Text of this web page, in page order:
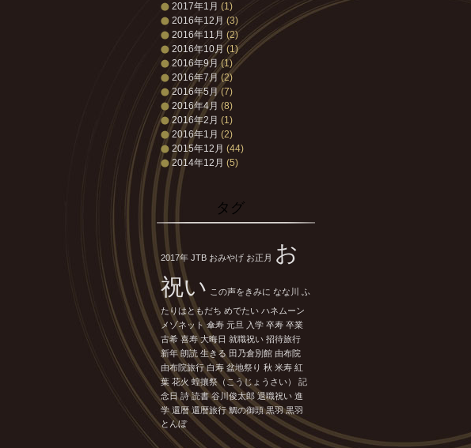
2017年1月 (1)
2016年12月 (3)
2016年11月 (2)
2016年10月(1)
2016年9月 (1)
2016年7月 (2)
2016年5月(7)
2016年4月 (8)
2016年2月 (1)
2016年1月 (2)
2015年12月 (44)
2014年12月 (5)
タグ
2017年 JTB おみやげ お正月 お
祝い この声をきみに なな川 ふ
たりはともだち めでたい ハネムーン
メゾネット 傘寿 元旦 入学 卒寿 卒業
古希 喜寿 大晦日 就職祝い 招待旅行
新年 朗読 生きる 田乃倉別館 由布院
由布院旅行 白寿 盆地祭り 秋 米寿 紅
葉 花火 蝗攘祭（こうじょうさい）
記
念日 詩 読書 谷川俊太郎 退職祝い 進
学 還暦 還暦旅行 鯛の御頭 黒羽 黒羽
とんぼ